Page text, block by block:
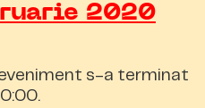
2020
s-a terminat